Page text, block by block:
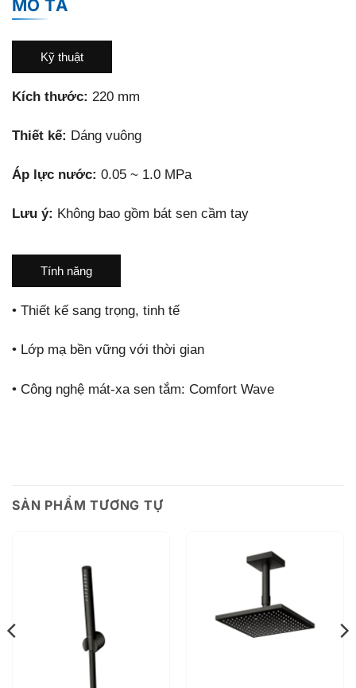
MÔ TẢ
Kỹ thuật
Kích thước: 220 mm
Thiết kế: Dáng vuông
Áp lực nước: 0.05 ~ 1.0 MPa
Lưu ý: Không bao gồm bát sen cầm tay
Tính năng
•Thiết kế sang trọng, tinh tế
•Lớp mạ bền vững với thời gian
•Công nghệ mát-xa sen tắm: Comfort Wave
SẢN PHẨM TƯƠNG TỰ